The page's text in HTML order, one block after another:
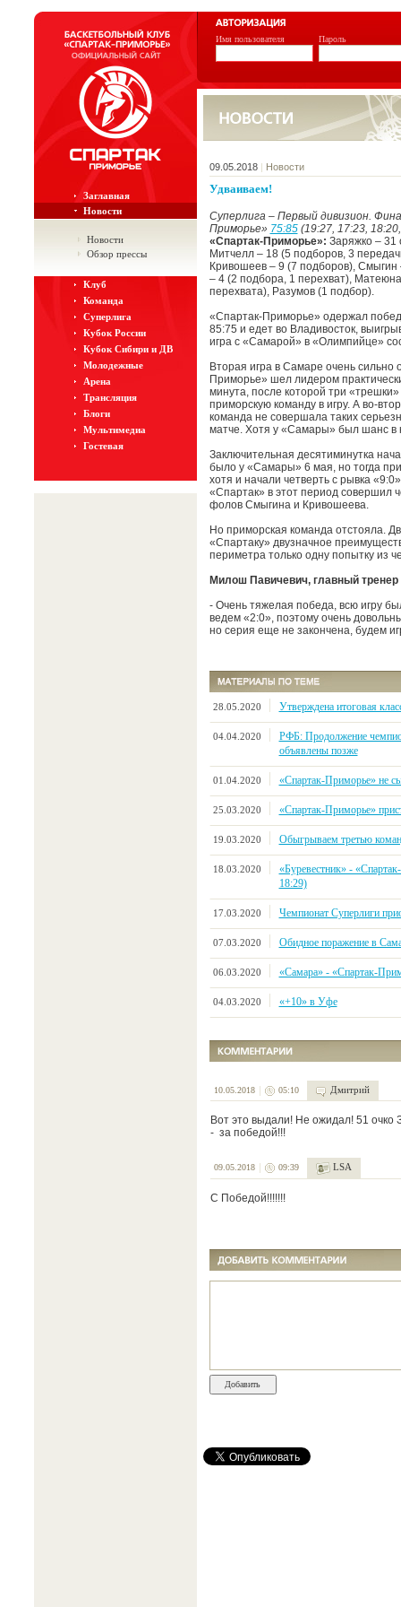
Имя пользователя Пароль
Заглавная
Новости
Новости
Обзор прессы
Клуб
Команда
Суперлига
Кубок России
Кубок Сибири и ДВ
Молодежные
Арена
Трансляция
Блоги
Мультимедиа
Гостевая
09.05.2018 | Новости
Удваиваем!
Суперлига – Первый дивизион.
Приморье» 75:85(19:27, 17:23,
«Спартак-Приморье»: Заряжко – 31
Митчелл – 18 (5 подборов, 3
Кривошеев – 9 (7 подборов),
– 4 (2 подбора, 1 перехват),
перехвата), Разумов (1 подбор).
«Спартак-Приморье» одержал
85:75 и едет во Владивосток,
игра с «Самарой» в «Олимпийце»
Вторая игра в Самаре очень сильно
Приморье» шел лидером
минута, после которой три
приморскую команду в игру. А во-
команда не совершала таких
матче. Хотя у «Самары» был шанс в
Заключительная десятиминутка
было у «Самары» 6 мая, но тогда
хотя и начали четверть с рывка
«Спартак» в этот период совершил
фолов Смыгина и Кривошеева.
Но приморская команда отстояла.
«Спартаку» двузначное
периметра только одну попытку из
Милош Павичевич, главный
- Очень тяжелая победа, всю игру
ведем «2:0», поэтому очень
но серия еще не закончена, будем
28.05.2020 Утверждена итоговая
04.04.2020
РФБ: Продолжение
объявлены позже
01.04.2020 «Спартак-Приморье» не
25.03.2020 «Спартак-Приморье»
19.03.2020 Обыгрываем третью
18.03.2020
«Буревестник» -
18:29)
17.03.2020 Чемпионат Суперлиги
07.03.2020 Обидное поражение в
06.03.2020 «Самара» - «Спартак-
04.03.2020 «+10» в Уфе
10.05.2018 05:10 Дмитрий
Вот это выдали! Не ожидал! 51 очко
- за победой!!!
09.05.2018 09:39 LSA
С Победой!!!!!!!